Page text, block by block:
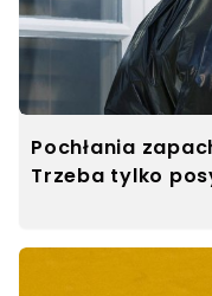
Pochłania
Trzeba tylko